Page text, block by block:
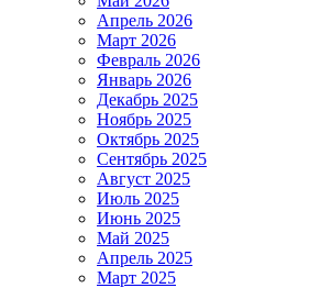
Апрель 2026
Март 2026
Февраль 2026
Январь 2026
Декабрь 2025
Ноябрь 2025
Октябрь 2025
Сентябрь 2025
Август 2025
Июль 2025
Июнь 2025
Май 2025
Апрель 2025
Март 2025